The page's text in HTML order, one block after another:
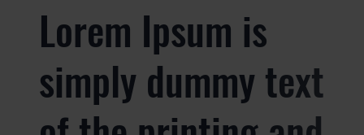
Lorem Ipsum is
simply dummy text